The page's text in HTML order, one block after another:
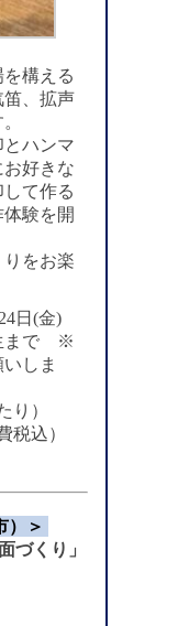
構える
笛、拡声
ハンマ
好きな
て作る
験を開
をお楽
日(金)
まで ※
しま
り）
税込）
）＞
づくり」